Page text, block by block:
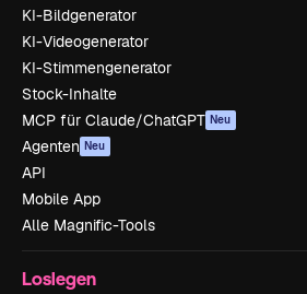
KI-Bildgenerator
KI-Videogenerator
KI-Stimmengenerator
Stock-Inhalte
MCP für Claude/ChatGPT Neu
Agenten Neu
API
Mobile App
Alle Magnific-Tools
Loslegen